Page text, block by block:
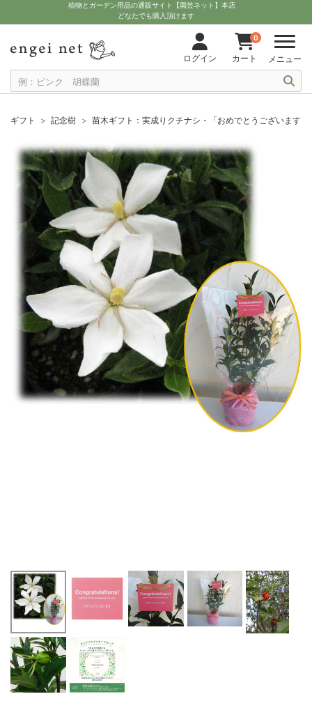
植物とガーデン用品の通販サイト【園芸ネット】本店
どなたでも購入頂けます
ログイン
0
カート メニュー
ギフト 記念樹 苗木ギフト：実成りクチナシ・「おめでとうございます」